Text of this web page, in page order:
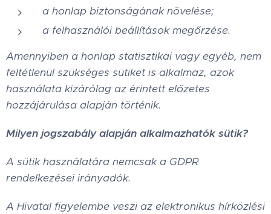
a honlap biztonságának növelése;
a felhasználói beállítások megőrzése.
Amennyiben a honlap statisztikai vagy egyéb, nem
feltétlenül szükséges sütiket is alkalmaz, azok
használata kizárólag az érintett előzetes
hozzájárulása alapján történik.
Milyen jogszabály alapján alkalmazhatók sütik?
A sütik használatára nemcsak a GDPR
rendelkezései irányadók.
A Hivatal figyelembe veszi az elektronikus hírközlési